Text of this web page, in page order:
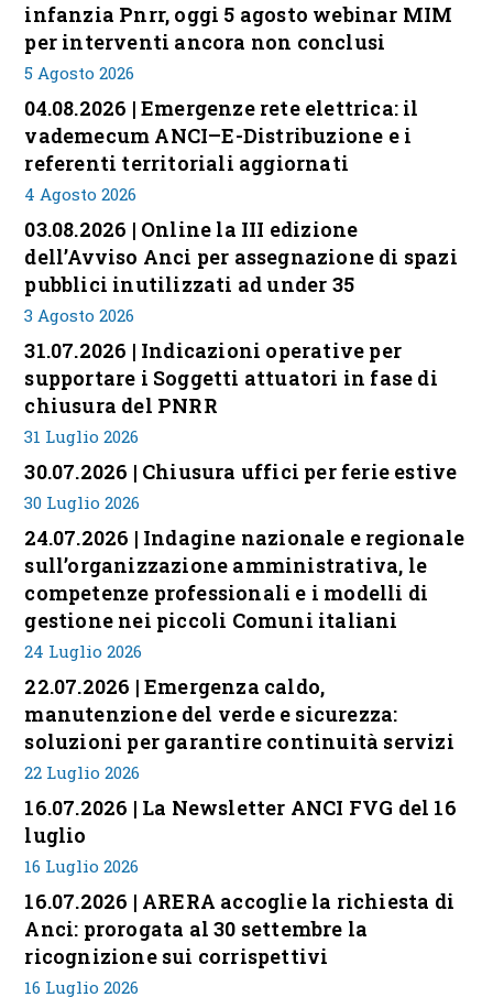
infanzia Pnrr, oggi 5 agosto webinar MIM
per interventi ancora non conclusi
5 Agosto 2026
04.08.2026 | Emergenze rete elettrica: il
vademecum ANCI–E-Distribuzione e i
referenti territoriali aggiornati
4 Agosto 2026
03.08.2026 | Online la III edizione
dell’Avviso Anci per assegnazione di spazi
pubblici inutilizzati ad under 35
3 Agosto 2026
31.07.2026 | Indicazioni operative per
supportare i Soggetti attuatori in fase di
chiusura del PNRR
31 Luglio 2026
30.07.2026 | Chiusura uffici per ferie estive
30 Luglio 2026
24.07.2026 | Indagine nazionale e regionale
sull’organizzazione amministrativa, le
competenze professionali e i modelli di
gestione nei piccoli Comuni italiani
24 Luglio 2026
22.07.2026 | Emergenza caldo,
manutenzione del verde e sicurezza:
soluzioni per garantire continuità servizi
22 Luglio 2026
16.07.2026 | La Newsletter ANCI FVG del 16
luglio
16 Luglio 2026
16.07.2026 | ARERA accoglie la richiesta di
Anci: prorogata al 30 settembre la
ricognizione sui corrispettivi
16 Luglio 2026